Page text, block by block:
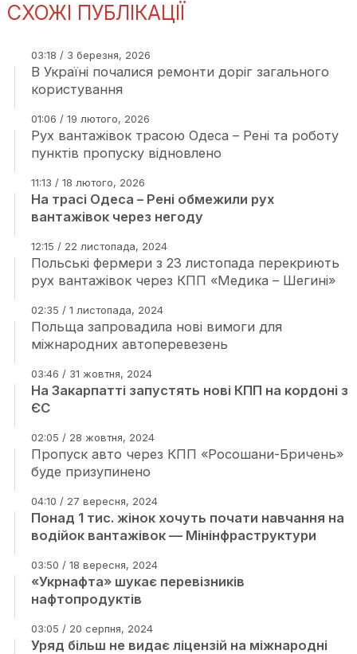
СХОЖІ ПУБЛІКАЦІЇ
03:18 / 3 березня, 2026
В Україні почалися ремонти доріг загального
користування
01:06 / 19 лютого, 2026
Рух вантажівок трасою Одеса – Рені та роботу
пунктів пропуску відновлено
11:13 / 18 лютого, 2026
На трасі Одеса – Рені обмежили рух
вантажівок через негоду
12:15 / 22 листопада, 2024
Польські фермери з 23 листопада перекриють
рух вантажівок через КПП «Медика – Шегині»
02:35 / 1 листопада, 2024
Польща запровадила нові вимоги для
міжнародних автоперевезень
03:46 / 31 жовтня, 2024
На Закарпатті запустять нові КПП на кордоні з
ЄС
02:05 / 28 жовтня, 2024
Пропуск авто через КПП «Росошани-Бричень»
буде призупинено
04:10 / 27 вересня, 2024
Понад 1 тис. жінок хочуть почати навчання на
водійок вантажівок — Мінінфраструктури
03:50 / 18 вересня, 2024
«Укрнафта» шукає перевізників
нафтопродуктів
03:05 / 20 серпня, 2024
Уряд більш не видає ліцензій на міжнародні